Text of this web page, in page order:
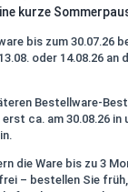
kurze
bis zum 30.07.26
oder 14.08.26 an
Bestellware-
ca. am 30.08.26 in
die Ware bis zu 3
– bestellen Sie
Reiniger 711
3-4 Werktage